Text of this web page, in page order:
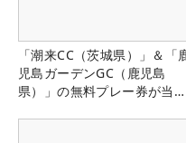
「潮来CC（茨城県）」＆「
児島ガーデンGC（鹿児島
県）」の無料プレー券が当た